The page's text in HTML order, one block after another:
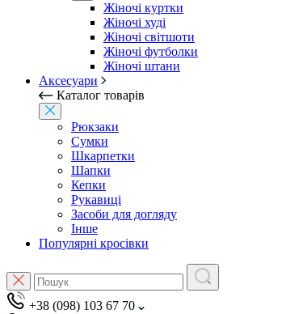
Жіночі куртки
Жіночі худі
Жіночі світшоти
Жіночі футболки
Жіночі штани
Аксесуари
Каталог товарів
Рюкзаки
Сумки
Шкарпетки
Шапки
Кепки
Рукавиці
Засоби для догляду
Інше
Популярні кросівки
+38 (098) 103 67 70